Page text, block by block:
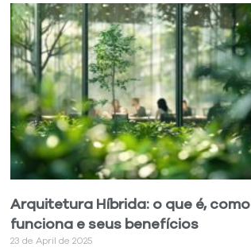
Arquitetura Híbrida: o que é, como
funciona e seus benefícios
23 de April de 2025